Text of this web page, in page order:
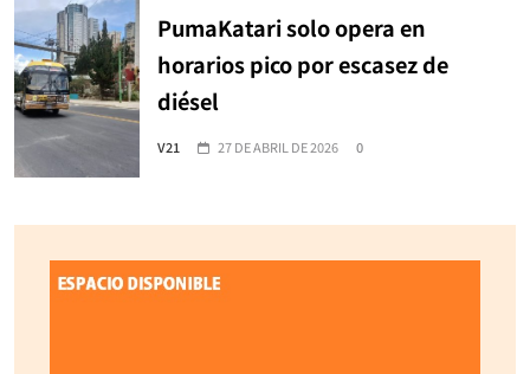
PumaKatari solo opera en
horarios pico por escasez de
diésel
V21 27 DE ABRIL DE 2026 0